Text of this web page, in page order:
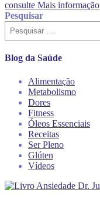
consulte Mais informação
Pesquisar
Blog da Saúde
Alimentação
Metabolismo
Dores
Fitness
Óleos Essenciais
Receitas
Ser Pleno
Glúten
Vídeos